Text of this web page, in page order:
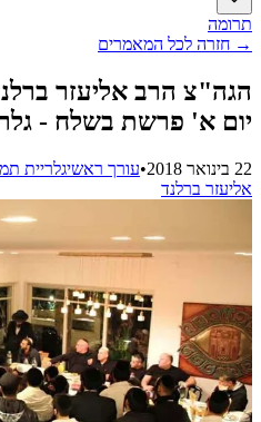
חזרה לכל המאמרים
הרב אליעזר ברלנד
א' פרשת בשלח -
•עורך ראשיגלריית
ברלנד